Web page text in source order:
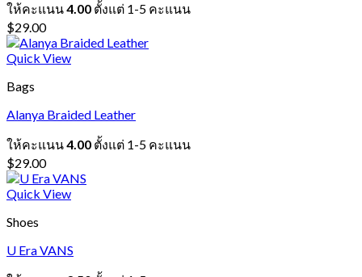
ให้คะแนน4.00 ตั้งแต่ 1-5 คะแนน
$29.00
Quick View
Bags
Alanya Braided Leather
ให้คะแนน4.00 ตั้งแต่ 1-5 คะแนน
$29.00
Quick View
Shoes
U Era VANS